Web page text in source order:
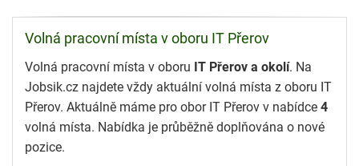
Volná pracovní místa v oboru IT Přerov
Volná pracovní místa v oboru IT Přerov a okolí. Na
Jobsik.cz najdete vždy aktuální volná místa z oboru IT
Přerov. Aktuálně máme pro obor IT Přerov v nabídce 4
volná místa. Nabídka je průběžně doplňována o nové
pozice.